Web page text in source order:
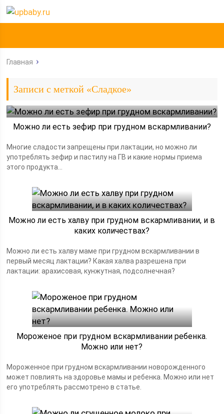
Главная
Записи с меткой «Сладкое»
Можно ли есть зефир при грудном вскармливании?
Многие сладости запрещены при лактации, но можно ли
употреблять зефир и пастилу на ГВ и какие нормы приема
этого продукта...
Можно ли есть халву при грудном вскармливании, и в
каких количествах?
Можно ли есть халву маме при грудном вскармливании в
первый месяц лактации? Какая халва разрешена при
лактации: арахисовая, кунжутная, подсолнечная?
Мороженое при грудном вскармливании ребенка.
Можно или нет?
Мороженное при грудном вскармливании новорожденного
может повлиять на здоровье мамы и ребенка. Можно или нет
его употреблять рассмотрено в статье.